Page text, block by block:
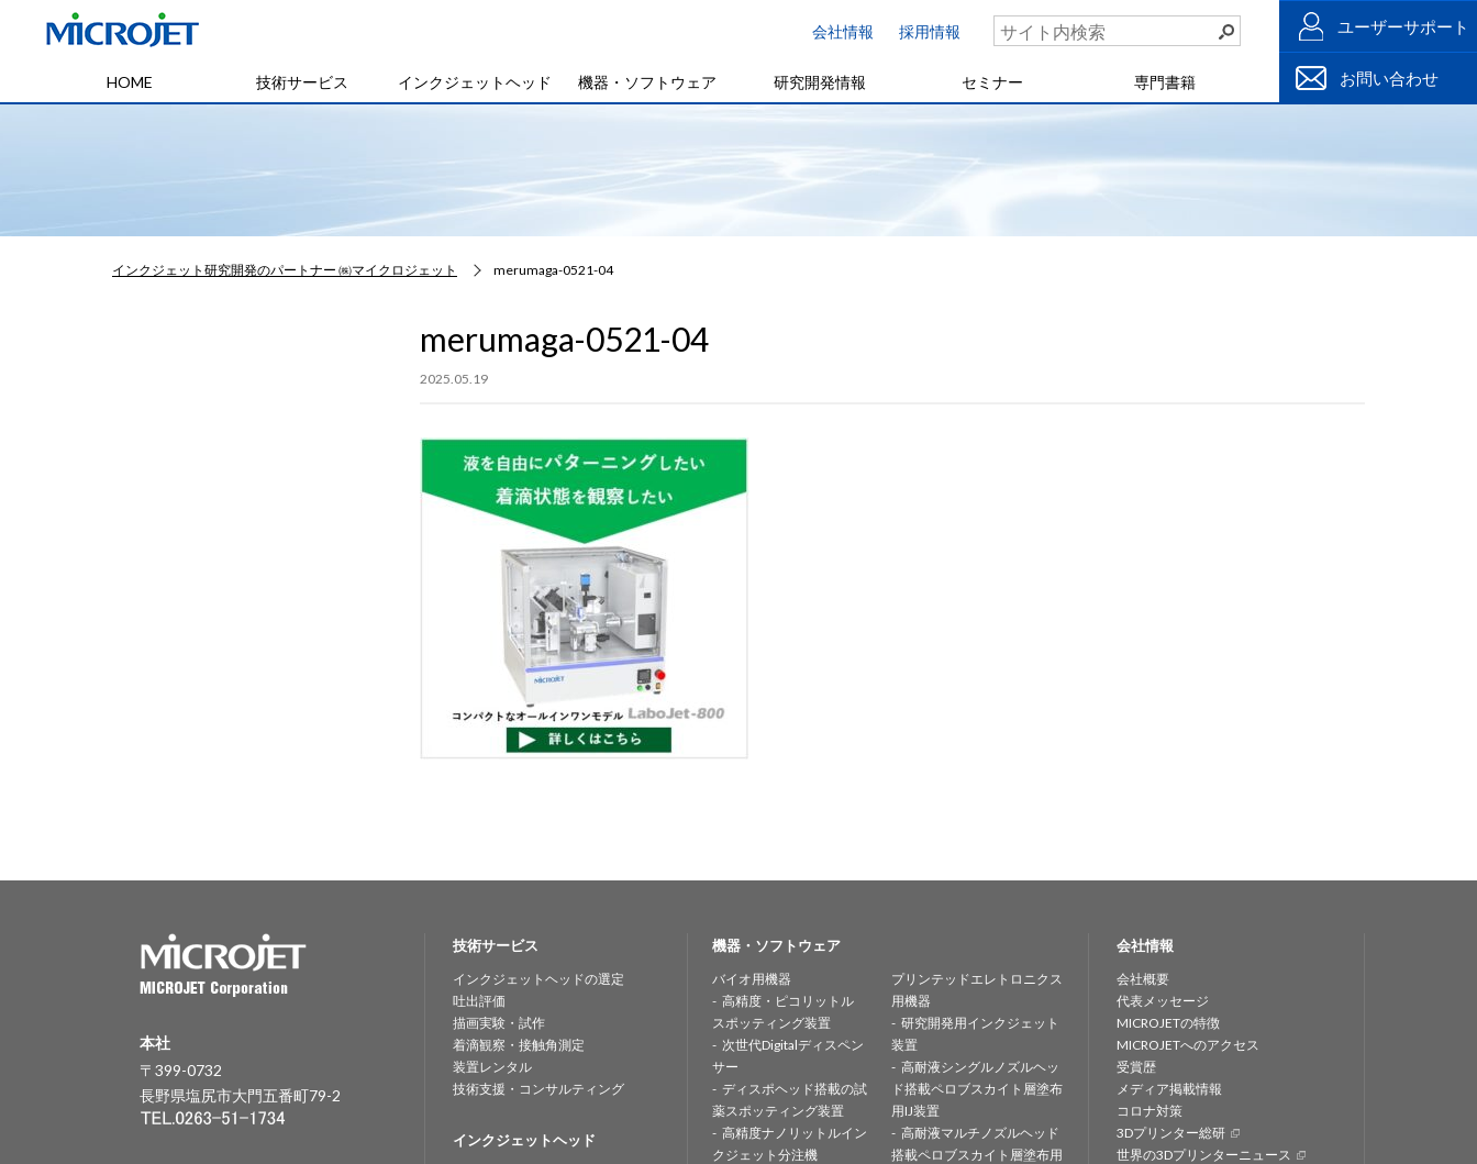
会社情報 採用情報
HOME 技術サービス インクジェットヘッド 機器・ソフトウェア 研究開発情報 セミナー 専門書籍
ユーザーサポート
お問い合わせ
インクジェット研究開発のパートナー ㈱マイクロジェット merumaga-0521-04
merumaga-0521-04
2025.05.19
本社
〒399-0732
長野県塩尻市大門五番町79-2
技術サービス
インクジェットヘッドの選定
吐出評価
描画実験・試作
着滴観察・接触角測定
装置レンタル
技術支援・コンサルティング
インクジェットヘッド
機器・ソフトウェア
バイオ用機器
高精度・ピコリットル
スポッティング装置
次世代Digitalディスペン
サー
ディスポヘッド搭載の試
薬スポッティング装置
高精度ナノリットルイン
クジェット分注機
プリンテッドエレトロニクス
用機器
研究開発用インクジェット
装置
高耐液シングルノズルヘッ
ド搭載ペロブスカイト層塗布
用IJ装置
高耐液マルチノズルヘッド
搭載ペロブスカイト層塗布用
会社情報
会社概要
代表メッセージ
MICROJETの特徴
MICROJETへのアクセス
受賞歴
メディア掲載情報
コロナ対策
3Dプリンター総研
世界の3Dプリンターニュース